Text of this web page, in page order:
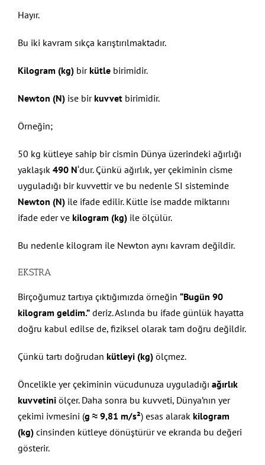
Hayır.
Bu iki kavram sıkça karıştırılmaktadır.
Kilogram (kg)birkütlebirimidir.
Newton (N)ise birkuvvetbirimidir.
Örneğin;
50 kg kütleye sahip bir cismin Dünya üzerindeki ağırlığı
yaklaşık 490 N‘dur. Çünkü ağırlık, yer çekiminin cisme
uyguladığı bir kuvvettir ve bu nedenle SI sisteminde
Newton (N)ile ifade edilir. Kütle ise madde miktarını
ifade eder ve kilogram (kg)ile ölçülür.
Bu nedenle kilogram ile Newton aynı kavram değildir.
EKSTRA
Birçoğumuz tartıya çıktığımızda örneğin “Bugün 90
kilogram geldim.”deriz. Aslında bu ifade günlük hayatta
doğru kabul edilse de, fiziksel olarak tam doğru değildir.
Çünkü tartı doğrudan kütleyi (kg)ölçmez.
Öncelikle yer çekiminin vücudunuza uyguladığı ağırlık
kuvvetiniölçer. Daha sonra bu kuvveti, Dünya’nın yer
çekimi ivmesini (g ≈ 9,81 m/s²) esas alarak kilogram
(kg)cinsinden kütleye dönüştürür ve ekranda bu değeri
gösterir.